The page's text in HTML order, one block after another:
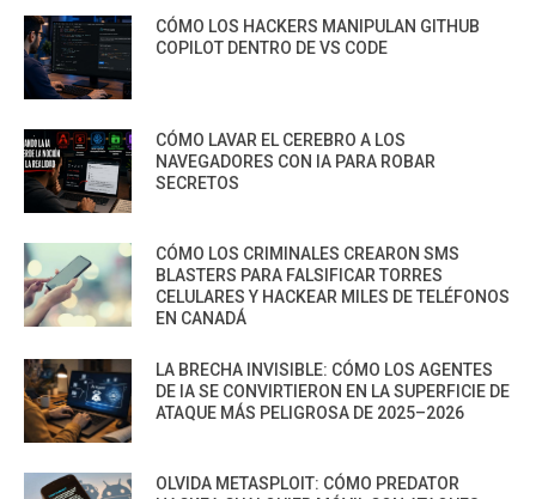
CÓMO LOS HACKERS MANIPULAN GITHUB
COPILOT DENTRO DE VS CODE
CÓMO LAVAR EL CEREBRO A LOS
NAVEGADORES CON IA PARA ROBAR
SECRETOS
CÓMO LOS CRIMINALES CREARON SMS
BLASTERS PARA FALSIFICAR TORRES
CELULARES Y HACKEAR MILES DE TELÉFONOS
EN CANADÁ
LA BRECHA INVISIBLE: CÓMO LOS AGENTES
DE IA SE CONVIRTIERON EN LA SUPERFICIE DE
ATAQUE MÁS PELIGROSA DE 2025–2026
OLVIDA METASPLOIT: CÓMO PREDATOR